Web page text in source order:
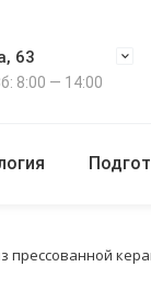
63
8:00 — 14:00
прессованной